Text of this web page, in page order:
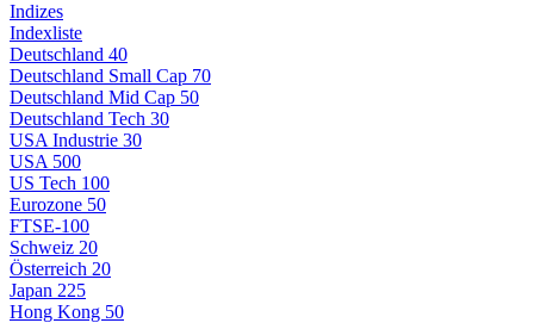
Indizes
Indexliste
Deutschland 40
Deutschland Small Cap 70
Deutschland Mid Cap 50
Deutschland Tech 30
USA Industrie 30
USA 500
US Tech 100
Eurozone 50
FTSE-100
Schweiz 20
Österreich 20
Japan 225
Hong Kong 50